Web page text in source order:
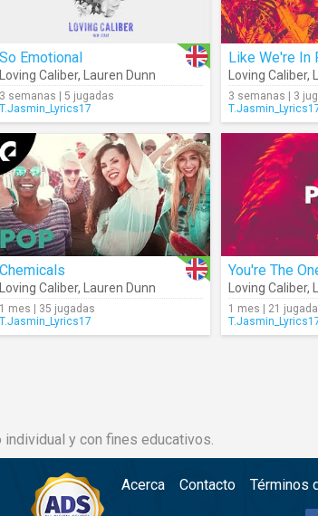
So Emotional
Loving Caliber, Lauren Dunn
3 semanas | 5 jugadas
T.Jasmin_Lyrics17
Like We're In
Loving Caliber,
3 semanas | 3
Chemicals
Loving Caliber, Lauren Dunn
1 mes | 35 jugadas
T.Jasmin_Lyrics17
You're The
Loving Caliber,
1 mes | 21
y con fines educativos.
Acerca Contacto Términos